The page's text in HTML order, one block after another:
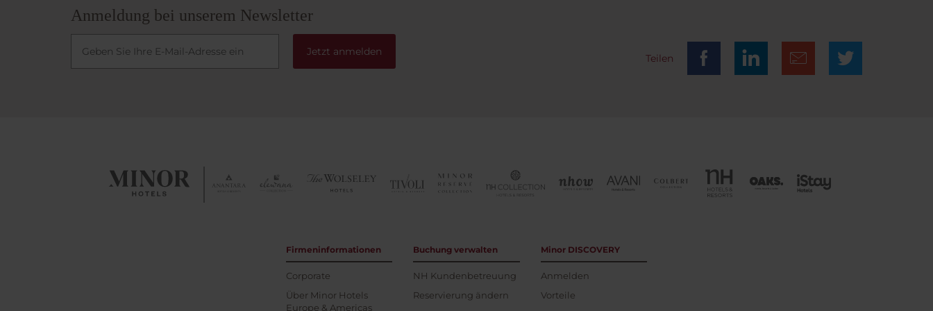
Anmeldung bei unserem Newsletter
Jetzt anmelden
Teilen
Firmeninformationen
Corporate
Über Minor Hotels
Europe & Americas
Buchung verwalten
NH Kundenbetreuung
Reservierung ändern
Minor DISCOVERY
Anmelden
Vorteile